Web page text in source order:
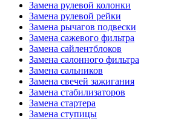
Замена рулевой колонки
Замена рулевой рейки
Замена рычагов подвески
Замена сажевого фильтра
Замена сайлентблоков
Замена салонного фильтра
Замена сальников
Замена свечей зажигания
Замена стабилизаторов
Замена стартера
Замена ступицы